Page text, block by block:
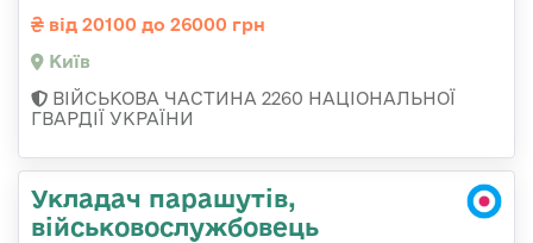
від 20100 до 26000 грн
Київ
ВІЙСЬКОВА ЧАСТИНА 2260 НАЦІОНАЛЬНОЇ
ГВАРДІЇ УКРАЇНИ
Укладач парашутів,
військовослужбовець